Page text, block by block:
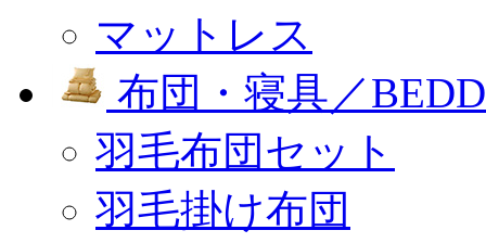
マットレス
布団・寝具／
羽毛布団セット
羽毛掛け布団